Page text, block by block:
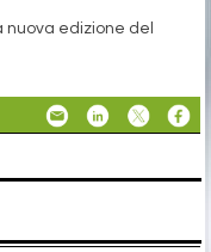
edizione del